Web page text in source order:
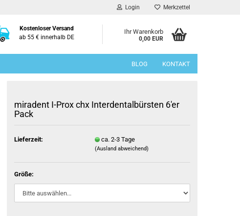
Login Merkzettel
Kostenloser Versand
ab 55 € innerhalb DE
Ihr Warenkorb
0,00 EUR
BLOG KONTAKT
miradent I-Prox chx Interdentalbürsten 6'er
Pack
Lieferzeit: ca. 2-3 Tage
(Ausland abweichend)
Größe: